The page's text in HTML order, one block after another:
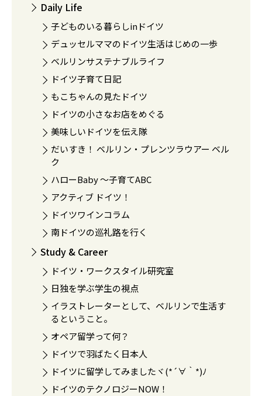
Daily Life
子どものいる暮らしinドイツ
デュッセルママのドイツ生活はじめの一歩
ベルリンサステナブルライフ
ドイツ子育て日記
もこちゃんの見たドイツ
ドイツの小さなお店をめぐる
美味しいドイツを伝え隊
だいすき！ ベルリン・プレンツラウアー ベル
ク
ハローBaby 〜子育てABC
アクティブ ドイツ！
ドイツワインコラム
南ドイツの巡礼路を行く
Study & Career
ドイツ・ワークスタイル研究室
日独を学ぶ学生の視点
イラストレーターとして、ベルリンで生活す
るということ。
オペア留学って何？
ドイツで羽ばたく日本人
ドイツに留学してみましたヾ(*´∀｀*)ﾉ
ドイツのテクノロジーNOW！